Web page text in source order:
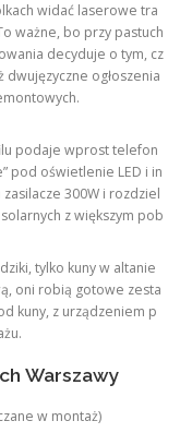
widać laserowe tra
ważne, bo przy pastuch
decyduje o tym, cz
ogłoszenia
podaje wprost telefon
pod oświetlenie LED i in
300W i rozdziel
z większym pob
tylko kuny w altanie
oni robią gotowe zesta
kuny, z urządzeniem p
Warszawy
w montaż)